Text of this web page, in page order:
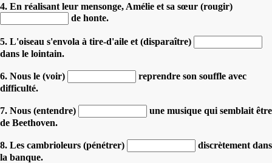
4. En réalisant leur mensonge, Amélie et sa sœur (rougir)
de honte.
5. L'oiseau s'envola à tire-d'aile et (disparaître)
dans le lointain.
6. Nous le (voir)
reprendre son souffle avec
difficulté.
7. Nous (entendre)
une musique qui semblait être
de Beethoven.
8. Les cambrioleurs (pénétrer)
discrètement dans
la banque.